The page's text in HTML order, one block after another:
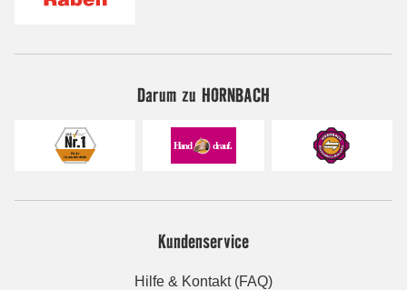
Darum zu HORNBACH
Kundenservice
Hilfe & Kontakt (FAQ)